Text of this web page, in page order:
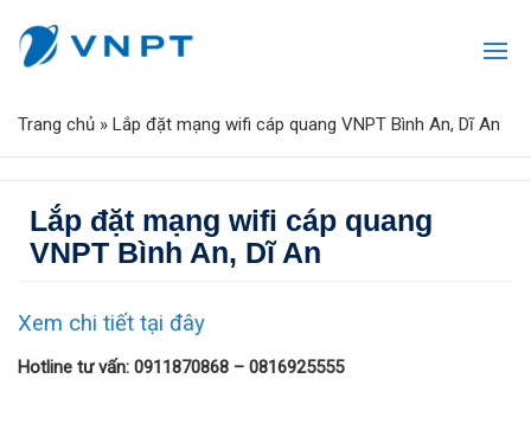
Trang chủ » Lắp đặt mạng wifi cáp quang VNPT Bình An, Dĩ An
Lắp đặt mạng wifi cáp quang
VNPT Bình An, Dĩ An
Xem chi tiết tại đây
Hotline tư vấn: 0911870868 – 0816925555